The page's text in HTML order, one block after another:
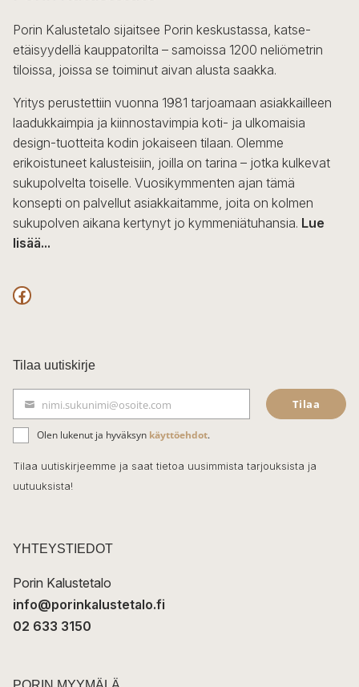
tehdä
valinnat
tuotteen
sivulla.
Porin Kalustetalo sijaitsee Porin keskustassa, katse-
etäisyydellä kauppatorilta – samoissa 1200 neliömetrin
tiloissa, joissa se toiminut aivan alusta saakka.
Yritys perustettiin vuonna 1981 tarjoamaan asiakkailleen
laadukkaimpia ja kiinnostavimpia koti- ja ulkomaisia
design-tuotteita kodin jokaiseen tilaan. Olemme
erikoistuneet kalusteisiin, joilla on tarina – jotka kulkevat
sukupolvelta toiselle. Vuosikymmenten ajan tämä
konsepti on palvellut asiakkaitamme, joita on kolmen
sukupolven aikana kertynyt jo kymmeniätuhansia. Lue
lisää...
F
c
e
b
o
o
k
Tilaa uutiskirje
ä
h
k
t
nimi.sukunimi@osoite.com Tilaa
Olen lukenut ja hyväksyn käyttöehdot.
Tilaa uutiskirjeemme ja saat tietoa uusimmista tarjouksista ja
uutuuksista!
YHTEYSTIEDOT
Porin Kalustetalo
info@porinkalustetalo.fi
02 633 3150